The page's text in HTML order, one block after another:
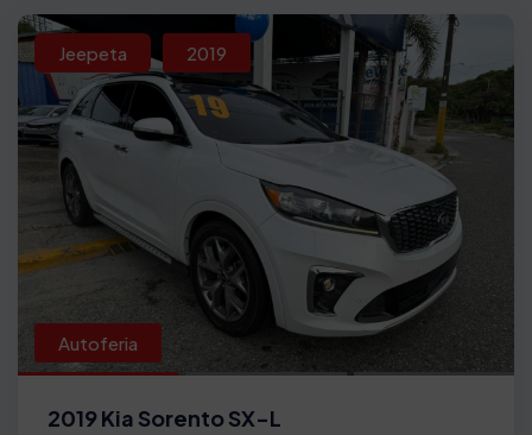
Jeepeta 2019
Autoferia
2019 Kia Sorento SX-L